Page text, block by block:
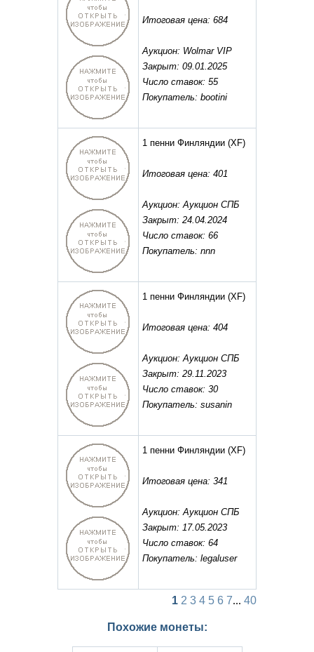
Итоговая цена: 684
Аукцион: Wolmar VIP
Закрыт: 09.01.2025
Число ставок: 55
Покупатель: bootini
1 пенни Финляндии (XF)
Итоговая цена: 401
Аукцион: Аукцион СПБ
Закрыт: 24.04.2024
Число ставок: 66
Покупатель: nnn
1 пенни Финляндии (XF)
Итоговая цена: 404
Аукцион: Аукцион СПБ
Закрыт: 29.11.2023
Число ставок: 30
Покупатель: susanin
1 пенни Финляндии (XF)
Итоговая цена: 341
Аукцион: Аукцион СПБ
Закрыт: 17.05.2023
Число ставок: 64
Покупатель: legaluser
1 2 3 4 5 6 7... 40
Похожие монеты: